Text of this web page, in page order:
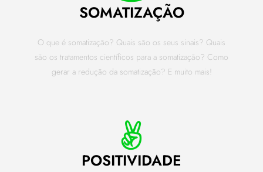
SOMATIZAÇÃO
O que é somatização? Quais são os seus sinais? Quais
são os tratamentos científicos para a somatização? Como
gerar a redução da somatização? E muito mais!
POSITIVIDADE